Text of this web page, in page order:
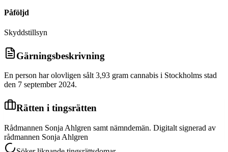
Påföljd
Skyddstillsyn
Gärningsbeskrivning
En person har olovligen sålt 3,93 gram cannabis i Stockholms stad
den 7 september 2024.
Rätten i tingsrätten
Rådmannen Sonja Ahlgren samt nämndemän. Digitalt signerad av
rådmannen Sonja Ahlgren